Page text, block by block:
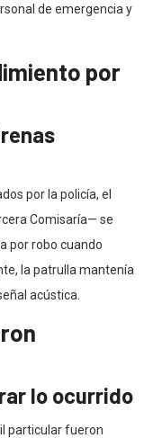
de emergencia y
por
por la policía, el
Comisaría— se
por robo cuando
la patrulla mantenía
acústica.
lo ocurrido
particular fueron